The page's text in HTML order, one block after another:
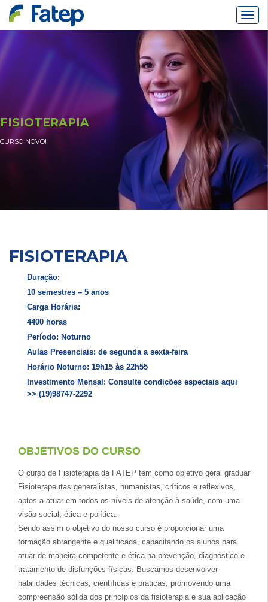
FISIOTERAPIA
CURSO NOVO!
FISIOTERAPIA
Duração:
10 semestres – 5 anos
Carga Horária:
4400 horas
Período: Noturno
Aulas Presenciais: de segunda a sexta-feira
Horário Noturno: 19h15 às 22h55
Investimento Mensal: Consulte condições especiais aqui
>> (19)98747-2292
OBJETIVOS DO CURSO
O curso de Fisioterapia da FATEP tem como objetivo geral graduar
Fisioterapeutas generalistas, humanistas, críticos e reflexivos,
aptos a atuar em todos os níveis de atenção à saúde, com uma
visão social, ética e política.
Sendo assim o objetivo do nosso curso é proporcionar uma
formação abrangente e qualificada, capacitando os alunos para
atuar de maneira competente e ética na prevenção, diagnóstico e
tratamento de disfunções físicas. Buscamos desenvolver
habilidades técnicas, científicas e práticas, promovendo uma
compreensão sólida dos princípios da fisioterapia e sua aplicação